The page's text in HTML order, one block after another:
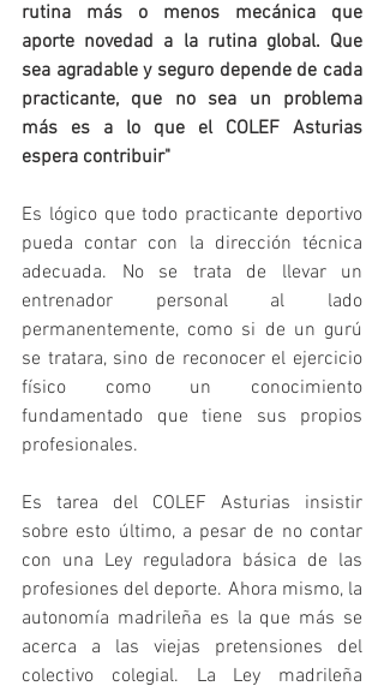
rutina más o menos mecánica que
aporte novedad a la rutina global. Que
sea agradable y seguro depende de cada
practicante, que no sea un problema
más es a lo que el COLEF Asturias
espera contribuir"
Es lógico que todo practicante deportivo
pueda contar con la dirección técnica
adecuada. No se trata de llevar un
entrenador personal al lado
permanentemente, como si de un gurú
se tratara, sino de reconocer el ejercicio
físico como un conocimiento
fundamentado que tiene sus propios
profesionales.
Es tarea del COLEF Asturias insistir
sobre esto último, a pesar de no contar
con una Ley reguladora básica de las
profesiones del deporte. Ahora mismo, la
autonomía madrileña es la que más se
acerca a las viejas pretensiones del
colectivo colegial. La Ley madrileña